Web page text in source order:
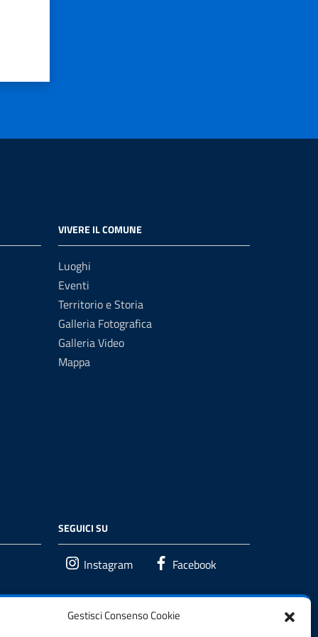
Gestisci Consenso Cookie
VIVERE IL COMUNE
Luoghi
Eventi
Territorio e Storia
Galleria Fotografica
Galleria Video
Mappa
SEGUICI SU
Instagram Facebook